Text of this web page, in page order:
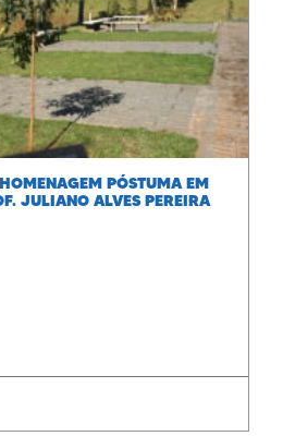
PÓSTUMA EM
JULIANO ALVES PEREIRA